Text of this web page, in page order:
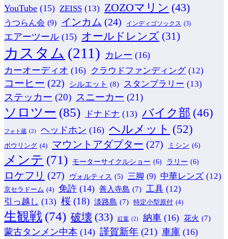
YouTube (15) ZEISS (13) ZOZOマリン (43)
うつらん会 (9) インカム (24) インディゴソックス (3)
エアーツール (15) オールドレンズ (31)
カスタム (211) カレー (16)
カーオーディオ (16) クラウドファンディング (12)
コーヒー (22) シルエット (8) スタンプラリー (13)
ステッカー (20) スニーカー (21)
ソロツー (85) ドナドナ (13) バイク部 (46)
フォト蔵 (2) ヘッドホン (16) ヘルメット (52)
ボウリング (4) マウントアダプター (27) ミシン (6)
メンテ (71) モーターサイクルショー (6) ラリー (6)
ロケフリ (27) ヴォルティス (5) 三脚 (9) 中華レンズ (12)
京セラドーム (4) 免許 (14) 善入寺島 (7) 工具 (12)
引っ越し (13) 桜 (18) 淡路島 (7) 特定小型原付 (4)
生観戦 (74) 破壊 (33) 紅葉 (2) 納車 (16) 花火 (7)
蒙古タンメン中本 (14) 謹賀新年 (21) 車庫 (16)